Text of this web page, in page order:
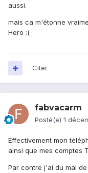
aussi.
mais ca m'étonne
Hero :(
Citer
fabvacarm
Posté(e) 1
Effectivement mon
ainsi que mes comptes
Par contre j'ai du mal